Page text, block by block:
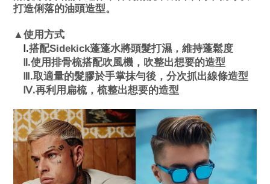
打造俐落的油頭造型。
▲使用方式
Ⅰ.搭配Sidekick蓬蓬水將頭髮打濕，維持蓬鬆度
Ⅱ.使用排骨梳搭配吹風機，吹整出想要的造型
Ⅲ.取適量的髮膠於手掌抹勻後，分次抓出線條造型
Ⅳ.再利用扁梳，梳整出想要的造型